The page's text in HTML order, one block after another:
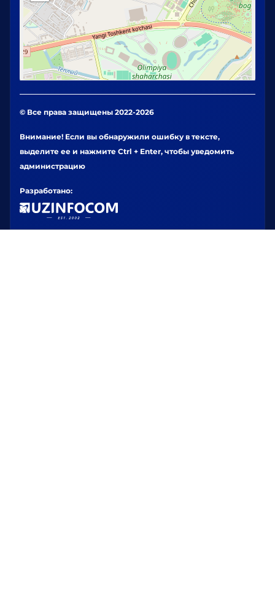
© Все права защищены 2022-2026
Внимание! Если вы обнаружили ошибку в тексте,
выделите ее и нажмите Ctrl + Enter, чтобы уведомить
администрацию
Разработано: